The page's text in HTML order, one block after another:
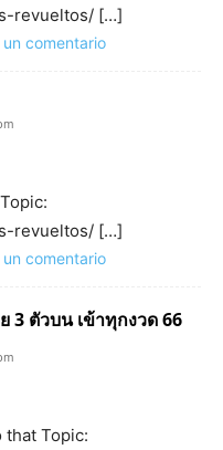
revueltos/ […]
comentario
revueltos/ […]
comentario
3 ตัวบน เข้าทุกงวด 66
Topic: